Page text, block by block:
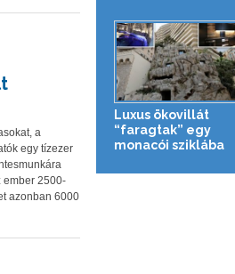
a
egy tízezer
ember 2500-
azonban 6000
Luxus ökovillát
“faragtak” egy
monacói sziklába